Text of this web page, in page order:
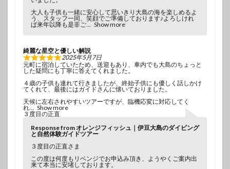
大人も子供も一緒に安心して思いきり大島の海を楽しめるよ
う、スタッフ一同、笑顔でご準備しております♪よろしけれ
ば来年以降も是非ご
Show more
綺麗な星空と優しい解説
2025年5月7日
元町に宿泊していたため、送迎もあり、車内でも大島のちょっと
した疑問にも丁寧に答えてくれました。
４歳の子供も連れて行きましたが、終始子供にも優しく話しかけ
てくれて、最後にはガイドさんに懐いておりました。
天候に左右されやすいツアーですが、臨機応変に対応してく
れ
Show more
３度目の正直
Response from オレンジフィッシュ｜伊豆大島のダイビング
と自然体験ガイドツアー
３度目の正直さま
この度は何度もリベンジでお申込み頂き、ようやくご案内出
来て本当に安堵しております。